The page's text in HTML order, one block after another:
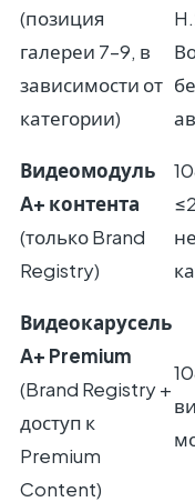
(позиция
галереи 7–9, в
зависимости от
категории)
Видеомодуль
A+ контента
(только Brand
Registry)
Видеокарусель
A+ Premium
(Brand Registry +
доступ к
Premium
Content)